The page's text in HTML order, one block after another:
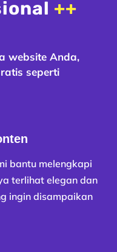
++
website Anda,
seperti
bantu melengkapi
terlihat elegan dan
ingin disampaikan